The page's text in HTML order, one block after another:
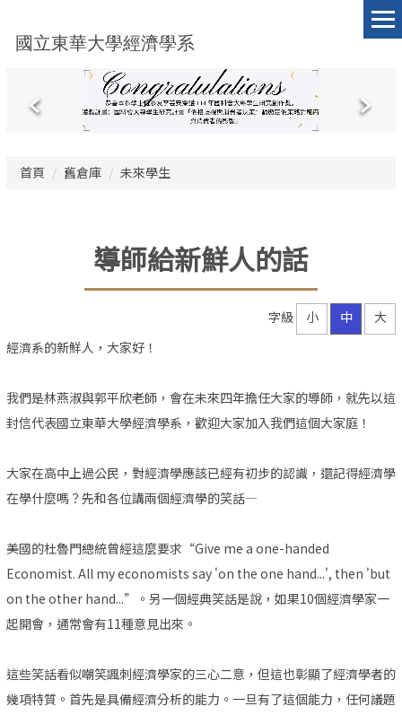
到
主國立東華大學經濟學系
首頁 舊倉庫 未來學生
導師給新鮮人的話
字級 小 中
大
經濟系的新鮮人，大家好！
我們是林燕淑與郭平欣老師，會在未來四年擔任大家的導師，就先以這
封信代表國立東華大學經濟學系，歡迎大家加入我們這個大家庭！
大家在高中上過公民，對經濟學應該已經有初步的認識，還記得經濟學
在學什麼嗎？先和各位講兩個經濟學的笑話—
美國的杜魯門總統曾經這麼要求“Give me a one-handed
Economist. All my economists say 'on the one hand...', then 'but
on the other hand...”。另一個經典笑話是說，如果10個經濟學家一
起開會，通常會有11種意見出來。
這些笑話看似嘲笑諷刺經濟學家的三心二意，但這也彰顯了經濟學者的
幾項特質。首先是具備經濟分析的能力。一旦有了這個能力，任何議題